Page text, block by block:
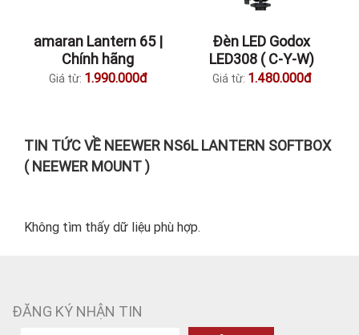
amaran Lantern 65 |
Chính hãng
Giá từ: 1.990.000đ
Đèn LED Godox
LED308 ( C-Y-W)
Giá từ: 1.480.000đ
TIN TỨC VỀ NEEWER NS6L LANTERN SOFTBOX
( NEEWER MOUNT )
Không tìm thấy dữ liệu phù hợp.
ĐĂNG KÝ NHẬN TIN